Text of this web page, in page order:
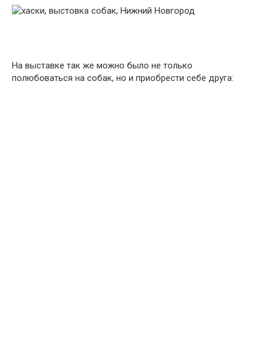
На выставке так же можно было не только
полюбоваться на собак, но и приобрести себе друга: